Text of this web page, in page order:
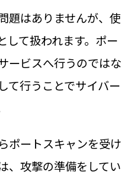
題はありませんが、使
して扱われます。ポー
ービスへ行うのではな
て行うことでサイバー
ポートスキャンを受け
、攻撃の準備をしてい